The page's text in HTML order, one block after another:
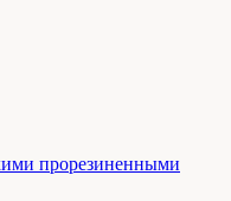
прорезиненными